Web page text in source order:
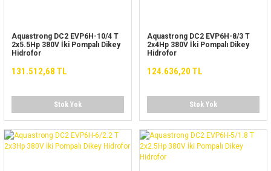
Aquastrong DC2 EVP6H-10/4 T
2x5.5Hp 380V İki Pompalı Dikey
Hidrofor
131.512,68 TL
Stok Yok
Aquastrong DC2 EVP6H-8/3 T
2x4Hp 380V İki Pompalı Dikey
Hidrofor
124.636,20 TL
Stok Yok